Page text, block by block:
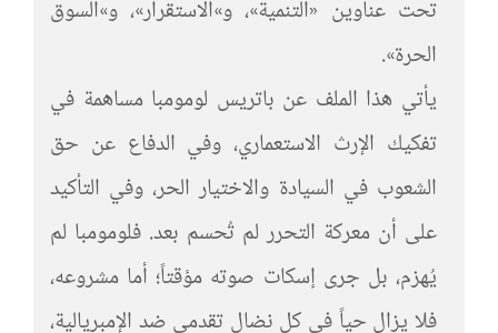
تحت عناوين «التنمية»، و»الاستقرار»، و»السوق
الحرة».
يأتي هذا الملف عن باتريس لومومبا مساهمة في
تفكيك الإرث الاستعماري، وفي الدفاع عن حق
الشعوب في السيادة والاختيار الحر، وفي التأكيد
على أن معركة التحرر لم تُحسم بعد. فلومومبا لم
يُهزم، بل جرى إسكات صوته مؤقتاً؛ أما مشروعه،
فلا يزال حياً في كل نضال تقدمي ضد الإمبريالية،